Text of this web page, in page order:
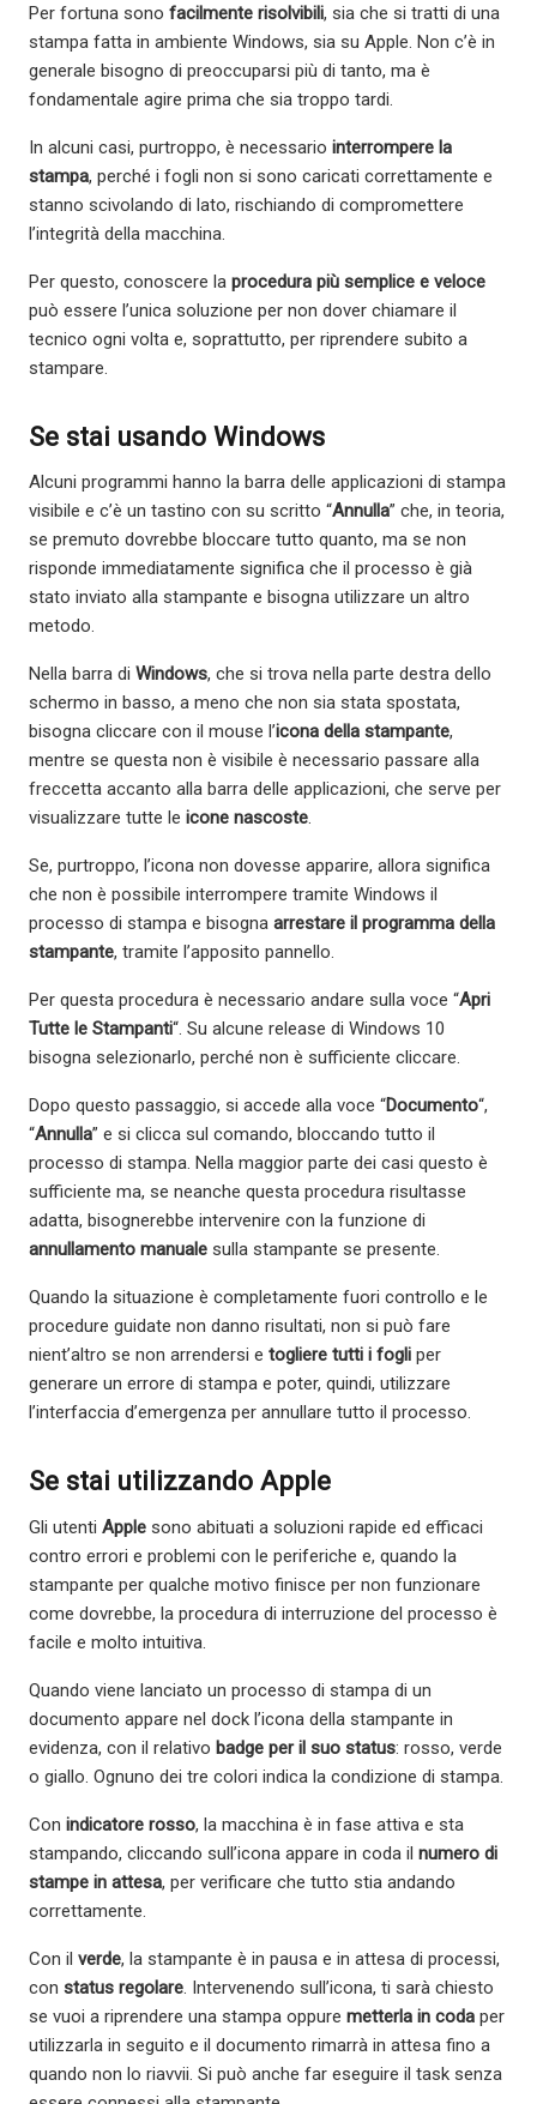
Per fortuna sono facilmente risolvibili, sia che si tratti di una
stampa fatta in ambiente Windows, sia su Apple. Non c’è in
generale bisogno di preoccuparsi più di tanto, ma è
fondamentale agire prima che sia troppo tardi.
In alcuni casi, purtroppo, è necessario interrompere la
stampa, perché i fogli non si sono caricati correttamente e
stanno scivolando di lato, rischiando di compromettere
l’integrità della macchina.
Per questo, conoscere la procedura più semplice e veloce
può essere l’unica soluzione per non dover chiamare il
tecnico ogni volta e, soprattutto, per riprendere subito a
stampare.
Se stai usando Windows
Alcuni programmi hanno la barra delle applicazioni di stampa
visibile e c’è un tastino con su scritto “Annulla” che, in teoria,
se premuto dovrebbe bloccare tutto quanto, ma se non
risponde immediatamente significa che il processo è già
stato inviato alla stampante e bisogna utilizzare un altro
metodo.
Nella barra di Windows, che si trova nella parte destra dello
schermo in basso, a meno che non sia stata spostata,
bisogna cliccare con il mouse l’icona della stampante,
mentre se questa non è visibile è necessario passare alla
freccetta accanto alla barra delle applicazioni, che serve per
visualizzare tutte le icone nascoste.
Se, purtroppo, l’icona non dovesse apparire, allora significa
che non è possibile interrompere tramite Windows il
processo di stampa e bisogna arrestare il programma della
stampante, tramite l’apposito pannello.
Per questa procedura è necessario andare sulla voce “Apri
Tutte le Stampanti“. Su alcune release di Windows 10
bisogna selezionarlo, perché non è sufficiente cliccare.
Dopo questo passaggio, si accede alla voce “Documento“,
“Annulla” e si clicca sul comando, bloccando tutto il
processo di stampa. Nella maggior parte dei casi questo è
sufficiente ma, se neanche questa procedura risultasse
adatta, bisognerebbe intervenire con la funzione di
annullamento manuale sulla stampante se presente.
Quando la situazione è completamente fuori controllo e le
procedure guidate non danno risultati, non si può fare
nient’altro se non arrendersi e togliere tutti i fogli per
generare un errore di stampa e poter, quindi, utilizzare
l’interfaccia d’emergenza per annullare tutto il processo.
Se stai utilizzando Apple
Gli utenti Apple sono abituati a soluzioni rapide ed efficaci
contro errori e problemi con le periferiche e, quando la
stampante per qualche motivo finisce per non funzionare
come dovrebbe, la procedura di interruzione del processo è
facile e molto intuitiva.
Quando viene lanciato un processo di stampa di un
documento appare nel dock l’icona della stampante in
evidenza, con il relativo badge per il suo status: rosso, verde
o giallo. Ognuno dei tre colori indica la condizione di stampa.
Con indicatore rosso, la macchina è in fase attiva e sta
stampando, cliccando sull’icona appare in coda il numero di
stampe in attesa, per verificare che tutto stia andando
correttamente.
Con il verde, la stampante è in pausa e in attesa di processi,
con status regolare. Intervenendo sull’icona, ti sarà chiesto
se vuoi a riprendere una stampa oppure metterla in coda per
utilizzarla in seguito e il documento rimarrà in attesa fino a
quando non lo riavvii. Si può anche far eseguire il task senza